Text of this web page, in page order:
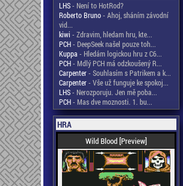
LHS- Není to HotRod?
Roberto Bruno- Ahoj, sháním závodní
vid...
kiwi - Zdravim, hledam hru, kte...
PCH- DeepSeek našel pouze toh...
Kuppa - Hledám logickou hru z C6...
PCH- Mdlý PCH má odzkoušený R...
Carpenter- Souhlasím s Patrikem a k...
Carpenter- Vše už funguje ke spokoj...
LHS- Nerozporuju. Jen mě poba...
PCH- Mas dve moznosti. 1. bu...
HRA
Wild Blood [Preview]